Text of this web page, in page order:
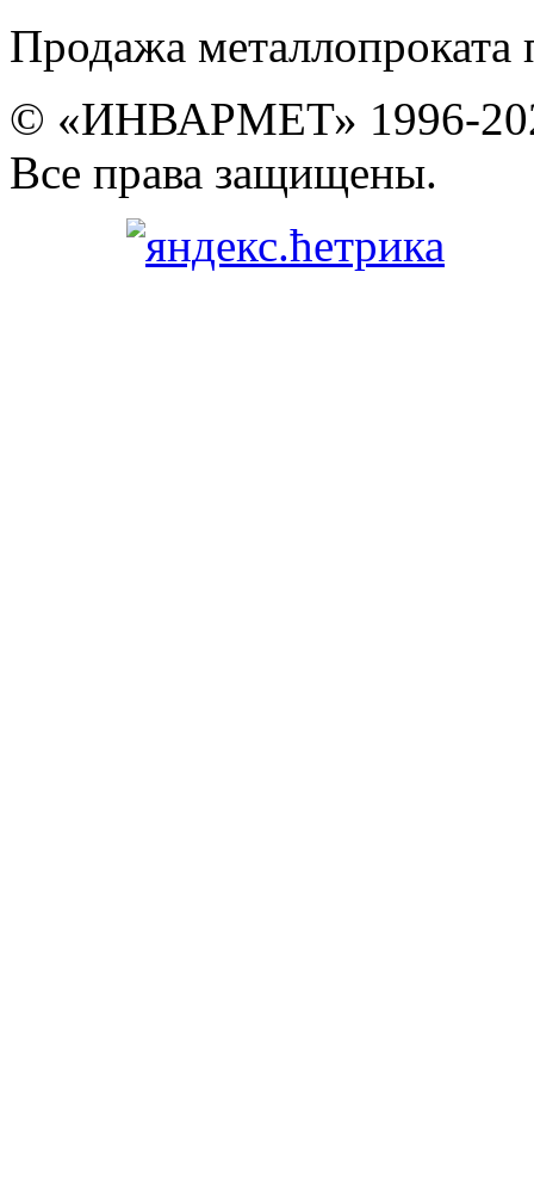
Продажа металлопроката
© «ИНВАРМЕТ» 1996-
Все права защищены.